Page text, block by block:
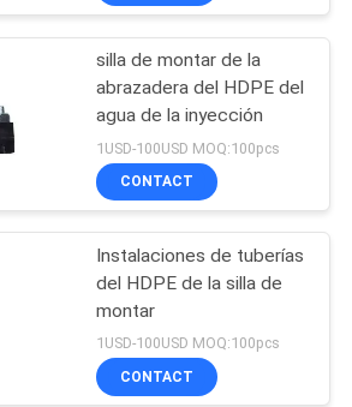
silla de montar de la
abrazadera del HDPE del
agua de la inyección
1USD-100USD MOQ:100pcs
CONTACT
Instalaciones de tuberías
del HDPE de la silla de
montar
1USD-100USD MOQ:100pcs
CONTACT